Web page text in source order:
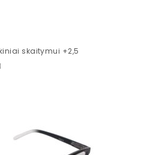
skaitymui +2,5